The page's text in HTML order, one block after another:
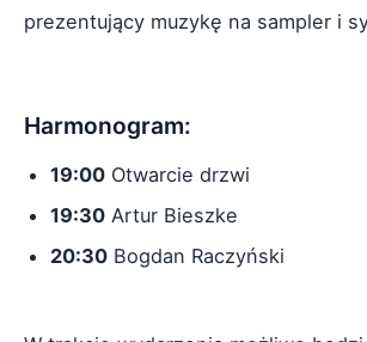
prezentujący muzykę na sampler i
Harmonogram:
19:00 Otwarcie drzwi
19:30 Artur Bieszke
20:30 Bogdan Raczyński